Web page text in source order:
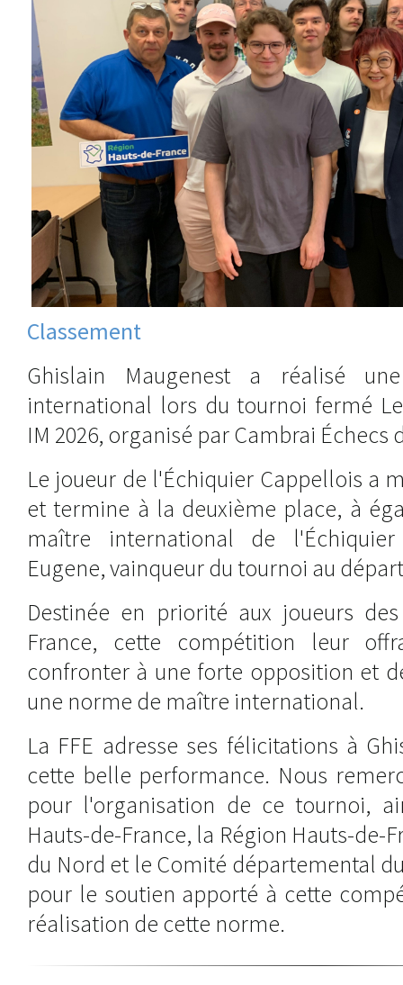
Classement
Ghislain Maugenest a réalisé
international lors du tournoi fermé
IM 2026, organisé par Cambrai Échecs
Le joueur de l'Échiquier Cappellois a
et termine à la deuxième place, à
maître international de l'Échiquier
Eugene, vainqueur du tournoi au
Destinée en priorité aux joueurs
France, cette compétition leur
confronter à une forte opposition et
une norme de maître international.
La FFE adresse ses félicitations à
cette belle performance. Nous
pour l'organisation de ce tournoi,
Hauts-de-France, la Région Hauts-de-
du Nord et le Comité départemental
pour le soutien apporté à cette
réalisation de cette norme.